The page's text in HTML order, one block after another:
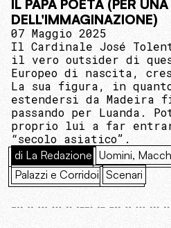
IL PAPA POETA (PER
DELL'IMMAGINAZIONE)
07 Maggio 2025
Il Cardinale José
il vero outsider di
Europeo di nascita,
La sua figura, in
estendersi da Madeira
passando per Luanda.
proprio lui a far
“secolo asiatico”.
di La Redazione Uomini,
Palazzi e Corridoi Scenari